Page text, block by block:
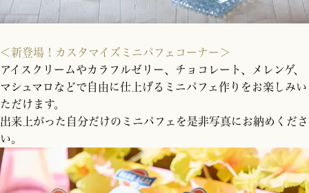
＜新登場！カスタマイズミニパフェコーナー＞
アイスクリームやカラフルゼリー、チョコレート、メレンゲ、
マシュマロなどで自由に仕上げるミニパフェ作りをお楽しみい
ただけます。
出来上がった自分だけのミニパフェを是非写真にお納めくださ
い。